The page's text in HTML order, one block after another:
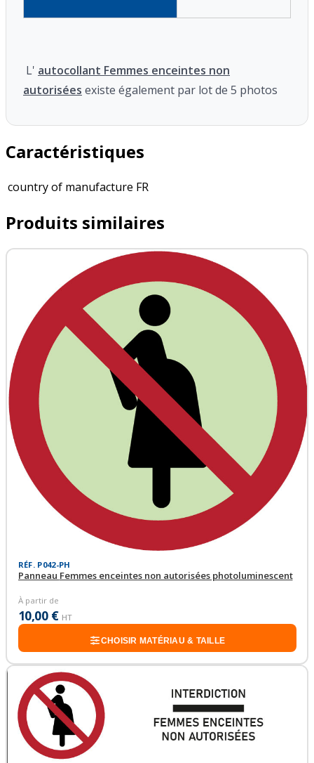
L' autocollant Femmes enceintes non
autorisées existe également par lot de 5 photos
Caractéristiques
country of manufacture FR
Produits similaires
RÉF. P042-PH
Panneau Femmes enceintes non autorisées photoluminescent
À partir de
10,00 € HT
CHOISIR MATÉRIAU & TAILLE